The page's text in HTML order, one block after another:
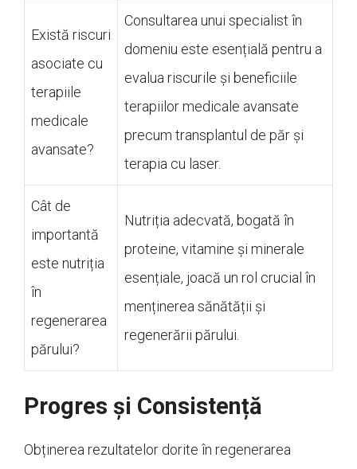
Există riscuri
asociate cu
terapiile
medicale
avansate?
Consultarea unui specialist în
domeniu este esențială pentru a
evalua riscurile și beneficiile
terapiilor medicale avansate
precum transplantul de păr și
terapia cu laser.
Cât de
importantă
este nutriția
în
regenerarea
părului?
Nutriția adecvată, bogată în
proteine, vitamine și minerale
esențiale, joacă un rol crucial în
menținerea sănătății și
regenerării părului.
Progres și Consistență
Obținerea rezultatelor dorite în regenerarea